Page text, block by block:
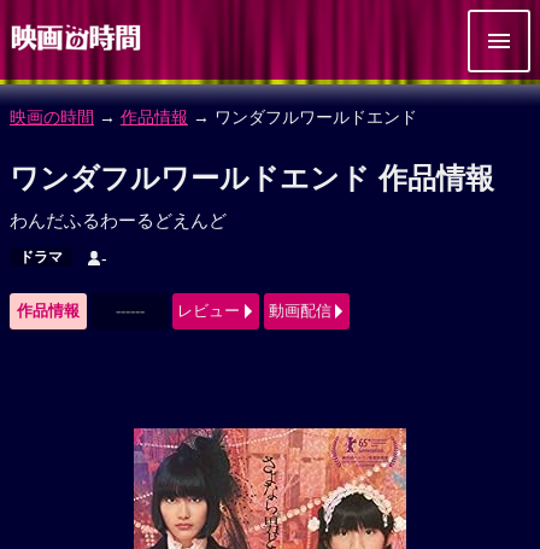
映画の時間 → 作品情報 → ワンダフルワールドエンド
ワンダフルワールドエンド 作品情報
わんだふるわーるどえんど
ドラマ -
作品情報 ------ レビュー 動画配信